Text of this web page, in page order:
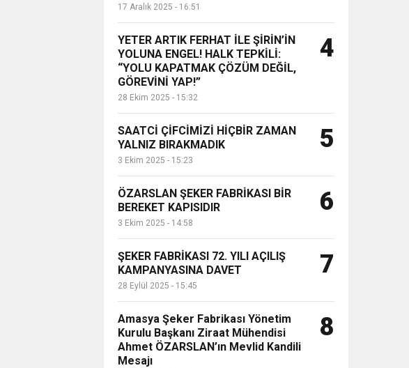
17 Aralık 2025 - 16:51
YETER ARTIK FERHAT İLE ŞİRİN’İN
YOLUNA ENGEL! HALK TEPKİLİ:
“YOLU KAPATMAK ÇÖZÜM DEĞİL,
GÖREVİNİ YAP!”
28 Ekim 2025 - 15:32
4
SAATCİ ÇİFCİMİZİ HİÇBİR ZAMAN
YALNIZ BIRAKMADIK
3 Ekim 2025 - 15:23
5
ÖZARSLAN ŞEKER FABRİKASI BİR
BEREKET KAPISIDIR
3 Ekim 2025 - 14:58
6
ŞEKER FABRİKASI 72. YILI AÇILIŞ
KAMPANYASINA DAVET
28 Eylül 2025 - 15:45
7
Amasya Şeker Fabrikası Yönetim
Kurulu Başkanı Ziraat Mühendisi
Ahmet ÖZARSLAN’ın Mevlid Kandili
Mesajı
8